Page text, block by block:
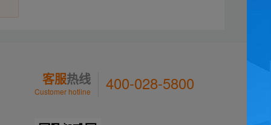
客服热线
Customer hotline 400-028-5800